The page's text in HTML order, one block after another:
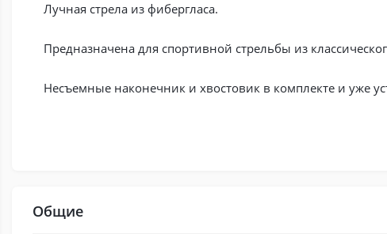
Лучная стрела из фибергласа.
Предназначена для спортивной стрельбы из
Несъемные наконечник и хвостовик в комплекте и уже
Общие